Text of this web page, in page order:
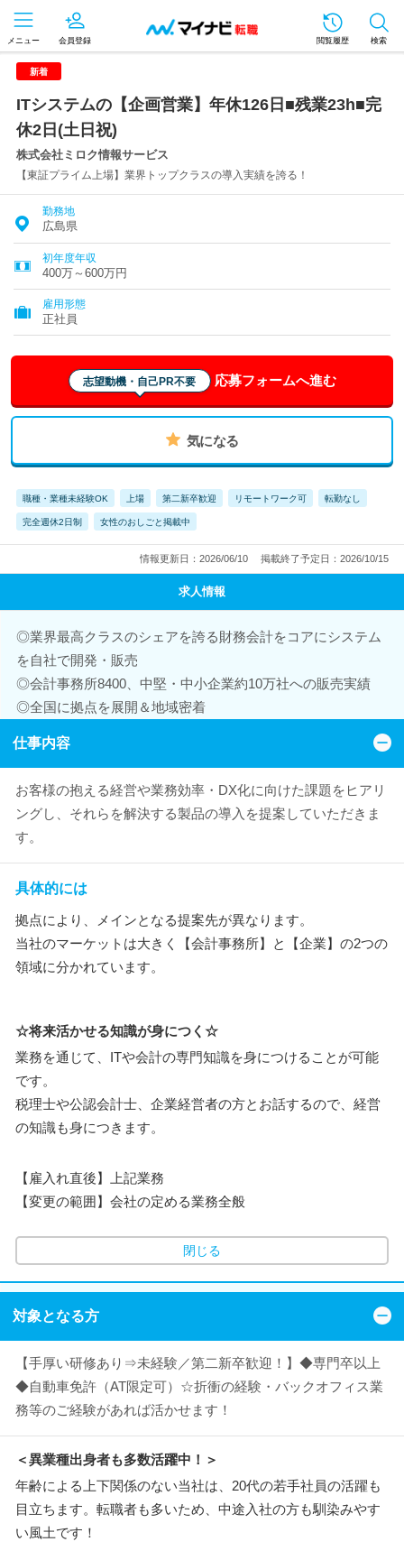
メニュー 会員登録 閲覧履歴 検索
新着
ITシステムの【企画営業】年休126日■残業23h■完
休2日(土日祝)
株式会社ミロク情報サービス
【東証プライム上場】業界トップクラスの導入実績を誇る！
勤務地
広島県
初年度年収
400万～600万円
雇用形態
正社員
志望動機・自己PR不要 応募フォームへ進む
気になる
職種・業種未経験OK 上場 第二新卒歓迎 リモートワーク可 転勤なし
完全週休2日制 女性のおしごと掲載中
情報更新日：2026/06/10 掲載終了予定日：2026/10/15
求人情報
◎業界最高クラスのシェアを誇る財務会計をコアにシステム
を自社で開発・販売
◎会計事務所8400、中堅・中小企業約10万社への販売実績
◎全国に拠点を展開＆地域密着
仕事内容
お客様の抱える経営や業務効率・DX化に向けた課題をヒアリ
ングし、それらを解決する製品の導入を提案していただきま
す。
具体的には
拠点により、メインとなる提案先が異なります。
当社のマーケットは大きく【会計事務所】と【企業】の2つの
領域に分かれています。
☆将来活かせる知識が身につく☆
業務を通じて、ITや会計の専門知識を身につけることが可能
です。
税理士や公認会計士、企業経営者の方とお話するので、経営
の知識も身につきます。
【雇入れ直後】上記業務
【変更の範囲】会社の定める業務全般
閉じる
対象となる方
【手厚い研修あり⇒未経験／第二新卒歓迎！】◆専門卒以上
◆自動車免許（AT限定可）☆折衝の経験・バックオフィス業
務等のご経験があれば活かせます！
＜異業種出身者も多数活躍中！＞
年齢による上下関係のない当社は、20代の若手社員の活躍も
目立ちます。転職者も多いため、中途入社の方も馴染みやす
い風土です！